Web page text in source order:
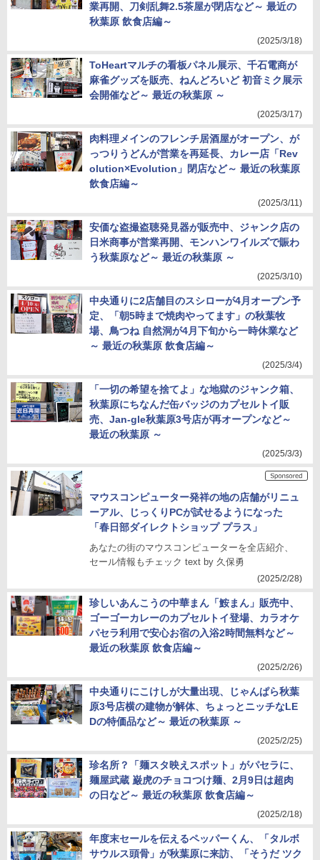
業再開、刀剣乱舞2.5茶屋が閉店など～ 最近の
秋葉原 飲食店編～
(2025/3/18)
ToHeartマルチの看板パネル展示、千石電商が
麻雀グッズを販売、ねんどろいど 初音ミク展示
会開催など～ 最近の秋葉原 ～
(2025/3/17)
肉料理メインのフレンチ居酒屋がオープン、が
っつりうどんが営業を再延長、カレー店「Rev
olution×Evolution」閉店など～ 最近の秋葉原
飲食店編～
(2025/3/11)
安価な盗撮盗聴発見器が販売中、ジャンク店の
日米商事が営業再開、モンハンワイルズで賑わ
う秋葉原など～ 最近の秋葉原 ～
(2025/3/10)
中央通りに2店舗目のスシローが4月オープン予
定、「朝5時まで焼肉やってます」の秋葉牧
場、鳥つね 自然洞が4月下旬から一時休業など
～ 最近の秋葉原 飲食店編～
(2025/3/4)
「一切の希望を捨てよ」な地獄のジャンク箱、
秋葉原にちなんだ缶バッジのカプセルトイ販
売、Jan-gle秋葉原3号店が再オープンなど～
最近の秋葉原 ～
(2025/3/3)
マウスコンピューター発祥の地の店舗がリニュ
ーアル、じっくりPCが試せるようになった
「春日部ダイレクトショップ プラス」
あなたの街のマウスコンピューターを全店紹介、
セール情報もチェック text by 久保勇
(2025/2/28)
珍しいあんこうの中華まん「鮟まん」販売中、
ゴーゴーカレーのカプセルトイ登場、カラオケ
パセラ利用で安心お宿の入浴2時間無料など～
最近の秋葉原 飲食店編～
(2025/2/26)
中央通りにこけしが大量出現、じゃんぱら秋葉
原3号店横の建物が解体、ちょっとニッチなLE
Dの特価品など～ 最近の秋葉原 ～
(2025/2/25)
珍名所？「麺スタ映えスポット」がパセラに、
麺屋武蔵 巌虎のチョコつけ麺、2月9日は超肉
の日など～ 最近の秋葉原 飲食店編～
(2025/2/18)
年度末セールを伝えるペッパーくん、「タルボ
サウルス頭骨」が秋葉原に来訪、「そうだ ツク